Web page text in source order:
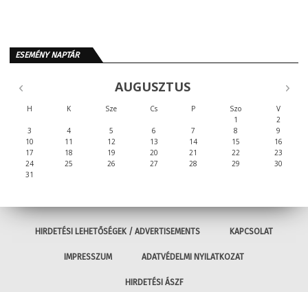
ESEMÉNY NAPTÁR
AUGUSZTUS
H K Sze Cs P Szo
V
1
2
3
4 5 6 7 8
9
10
11 12 13 14 15
16
17
18 19 20 21 22
23
24
25 26 27 28 29
30
31
HIRDETÉSI LEHETŐSÉGEK / ADVERTISEMENTS KAPCSOLAT
IMPRESSZUM ADATVÉDELMI NYILATKOZAT
HIRDETÉSI ÁSZF